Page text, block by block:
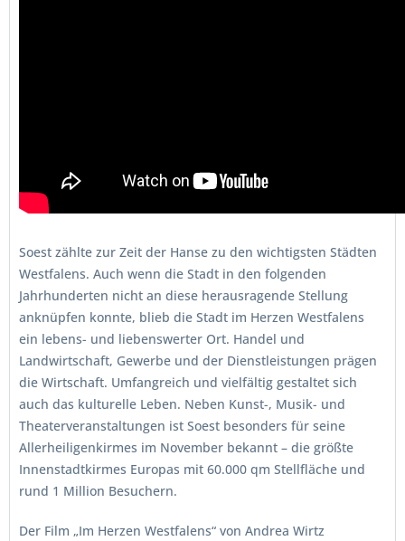
Soest zählte zur Zeit der Hanse zu den wichtigsten Städten
Westfalens. Auch wenn die Stadt in den folgenden
Jahrhunderten nicht an diese herausragende Stellung
anknüpfen konnte, blieb die Stadt im Herzen Westfalens
ein lebens- und liebenswerter Ort. Handel und
Landwirtschaft, Gewerbe und der Dienstleistungen prägen
die Wirtschaft. Umfangreich und vielfältig gestaltet sich
auch das kulturelle Leben. Neben Kunst-, Musik- und
Theaterveranstaltungen ist Soest besonders für seine
Allerheiligenkirmes im November bekannt – die größte
Innenstadtkirmes Europas mit 60.000 qm Stellfläche und
rund 1 Million Besuchern.
Der Film „Im Herzen Westfalens“ von Andrea Wirtz